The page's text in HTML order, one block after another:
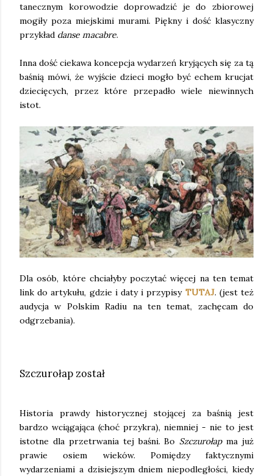
tanecznym korowodzie doprowadzić je do zbiorowej
mogiły poza miejskimi murami. Piękny i dość klasyczny
przykład danse macabre.
Inna dość ciekawa koncepcja wydarzeń kryjących się za tą
baśnią mówi, że wyjście dzieci mogło być echem krucjat
dziecięcych, przez które przepadło wiele niewinnych
istot.
Dla osób, które chciałyby poczytać więcej na ten temat
link do artykułu, gdzie i daty i przypisy TUTAJ. (jest też
audycja w Polskim Radiu na ten temat, zachęcam do
odgrzebania).
Szczurołap został
Historia prawdy historycznej stojącej za baśnią jest
bardzo wciągająca (choć przykra), niemniej - nie to jest
istotne dla przetrwania tej baśni. Bo Szczurołapma już
prawie osiem wieków. Pomiędzy faktycznymi
wydarzeniami a dzisiejszym dniem niepodległości, kiedy